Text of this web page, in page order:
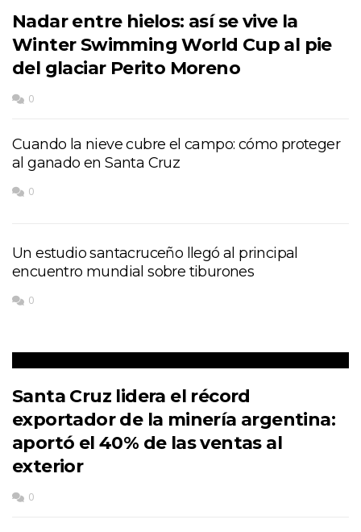
Nadar entre hielos: así se vive la
Winter Swimming World Cup al pie
del glaciar Perito Moreno
0
Cuando la nieve cubre el campo: cómo proteger
al ganado en Santa Cruz
0
Un estudio santacruceño llegó al principal
encuentro mundial sobre tiburones
0
Santa Cruz lidera el récord
exportador de la minería argentina:
aportó el 40% de las ventas al
exterior
0